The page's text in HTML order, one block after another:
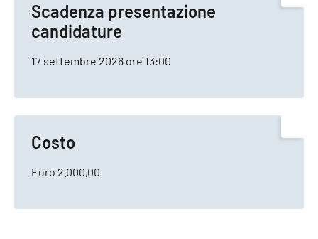
Scadenza presentazione
candidature
17 settembre 2026 ore 13:00
Costo
Euro 2.000,00